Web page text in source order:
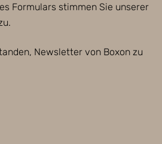
Formulars stimmen Sie unserer
Newsletter von Boxon zu